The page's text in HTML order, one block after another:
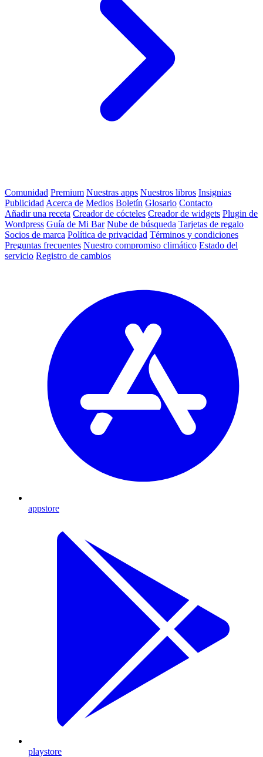
Comunidad Premium Nuestras apps Nuestros libros Insignias
Publicidad Acerca de Medios Boletín Glosario Contacto
Añadir una receta Creador de cócteles Creador de widgets Plugin de
Wordpress Guía de Mi Bar Nube de búsqueda Tarjetas de regalo
Socios de marca Política de privacidad Términos y condiciones
Preguntas frecuentes Nuestro compromiso climático Estado del
servicio Registro de cambios
appstore
playstore